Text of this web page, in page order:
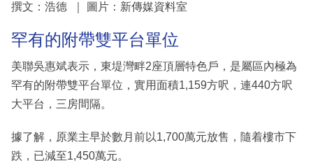
撰文：浩德 ｜ 圖片：新傳媒資料室
罕有的附帶雙平台單位
美聯吳惠斌表示，東堤灣畔2座頂層特色戶，是屬區內極為
罕有的附帶雙平台單位，實用面積1,159方呎，連440方呎
大平台，三房間隔。
據了解，原業主早於數月前以1,700萬元放售，隨着樓市下
跌，已減至1,450萬元。